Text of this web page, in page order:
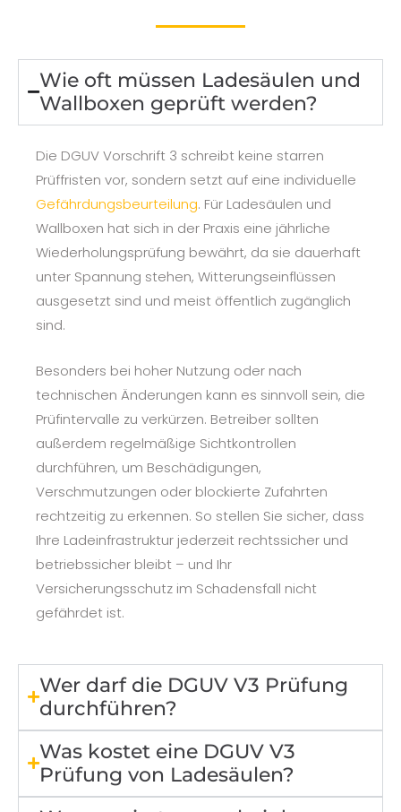
Wie oft müssen Ladesäulen und
Wallboxen geprüft werden?
Die DGUV Vorschrift 3 schreibt keine starren
Prüffristen vor, sondern setzt auf eine individuelle
Gefährdungsbeurteilung. Für Ladesäulen und
Wallboxen hat sich in der Praxis eine jährliche
Wiederholungsprüfung bewährt, da sie dauerhaft
unter Spannung stehen, Witterungseinflüssen
ausgesetzt sind und meist öffentlich zugänglich
sind.
Besonders bei hoher Nutzung oder nach
technischen Änderungen kann es sinnvoll sein, die
Prüfintervalle zu verkürzen. Betreiber sollten
außerdem regelmäßige Sichtkontrollen
durchführen, um Beschädigungen,
Verschmutzungen oder blockierte Zufahrten
rechtzeitig zu erkennen. So stellen Sie sicher, dass
Ihre Ladeinfrastruktur jederzeit rechtssicher und
betriebssicher bleibt – und Ihr
Versicherungsschutz im Schadensfall nicht
gefährdet ist.
Wer darf die DGUV V3 Prüfung
durchführen?
Was kostet eine DGUV V3
Prüfung von Ladesäulen?